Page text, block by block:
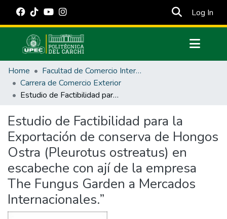
Log In
Communities & Collections
All of DSpace
Statistics
Estadísticas Externas
Manuales
Home
Facultad de Comercio Internacional, Integración, Administración y Economía Empresarial
Carrera de Comercio Exterior
Estudio de Factibilidad para la Exportación de conserva de Hongos Ostra (Pleurotus ostreatus) en escabeche con ají de la empresa The Fungus Garden a Mercados Internacionales.”
Estudio de Factibilidad para la
Exportación de conserva de Hongos
Ostra (Pleurotus ostreatus) en
escabeche con ají de la empresa
The Fungus Garden a Mercados
Internacionales.”